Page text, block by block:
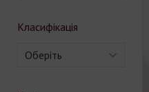
Класифікація
Оберіть